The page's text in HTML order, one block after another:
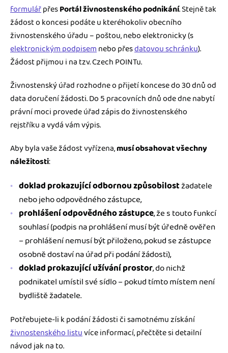
formulářpřesPortál živnostenského podnikání. Stejně tak
žádost o koncesi podáte u kteréhokoliv obecního
živnostenského úřadu – poštou, nebo elektronicky (s
elektronickým podpisemnebo přesdatovou schránku).
Žádost přijmou i na tzv. Czech POINTu.
Živnostenský úřad rozhodne o přijetí koncese do 30 dnů od
data doručení žádosti. Do 5 pracovních dnů ode dne nabytí
právní moci provede úřad zápis do živnostenského
rejstříku a vydá vám výpis.
Aby byla vaše žádost vyřízena,musí obsahovat všechny
náležitosti:
doklad prokazující odbornou způsobilostžadatele
nebo jeho odpovědného zástupce,
prohlášení odpovědného zástupce, že s touto funkcí
souhlasí (podpis na prohlášení musí být úředně ověřen
– prohlášení nemusí být přiloženo, pokud se zástupce
osobně dostaví na úřad při podání žádosti),
doklad prokazující užívání prostor, do nichž
podnikatel umístil své sídlo – pokud tímto místem není
bydliště žadatele.
Potřebujete-li k podání žádosti či samotnému získání
živnostenského listuvíce informací, přečtěte si detailní
návod jak na to.